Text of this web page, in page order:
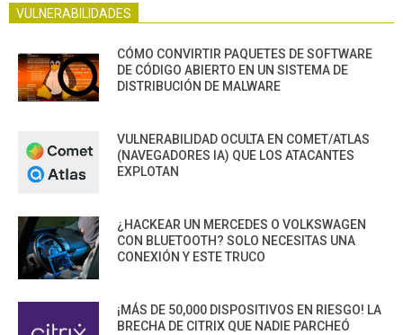
VULNERABILIDADES
CÓMO CONVIRTIR PAQUETES DE SOFTWARE
DE CÓDIGO ABIERTO EN UN SISTEMA DE
DISTRIBUCIÓN DE MALWARE
VULNERABILIDAD OCULTA EN COMET/ATLAS
(NAVEGADORES IA) QUE LOS ATACANTES
EXPLOTAN
¿HACKEAR UN MERCEDES O VOLKSWAGEN
CON BLUETOOTH? SOLO NECESITAS UNA
CONEXIÓN Y ESTE TRUCO
¡MÁS DE 50,000 DISPOSITIVOS EN RIESGO! LA
BRECHA DE CITRIX QUE NADIE PARCHEÓ